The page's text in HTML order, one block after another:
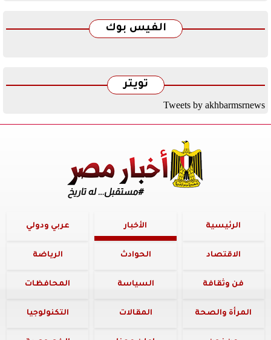
الفيس بوك
تويتر
Tweets by akhbarmsrnews
الرئيسية الأخبار عربي ودولي
الاقتصاد الحوادث الرياضة
فن وثقافة السياسة المحافظات
المرأة والصحة المقالات التكنولوجيا